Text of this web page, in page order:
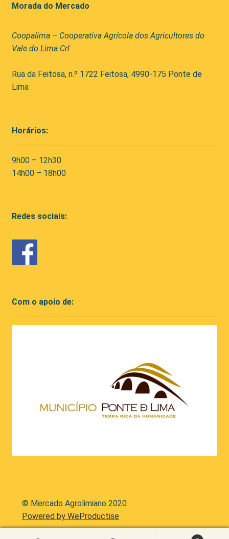
Morada do Mercado
Coopalima – Cooperativa Agrícola dos Agricultores do
Vale do Lima Crl
Rua da Feitosa, n.º 1722 Feitosa, 4990-175 Ponte de
Lima
Horários:
9h00 – 12h30
14h00 – 18h00
Redes sociais:
Com o apoio de:
© Mercado Agrolimiano 2020
Powered by WeProductise